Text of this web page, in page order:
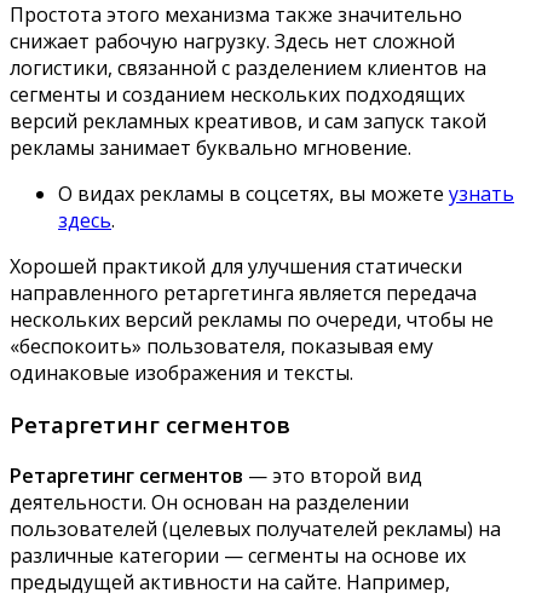
Простота этого механизма также значительно
снижает рабочую нагрузку. Здесь нет сложной
логистики, связанной с разделением клиентов на
сегменты и созданием нескольких подходящих
версий рекламных креативов, и сам запуск такой
рекламы занимает буквально мгновение.
О видах рекламы в соцсетях, вы можете узнать
здесь.
Хорошей практикой для улучшения статически
направленного ретаргетинга является передача
нескольких версий рекламы по очереди, чтобы не
«беспокоить» пользователя, показывая ему
одинаковые изображения и тексты.
Ретаргетинг сегментов
Ретаргетинг сегментов — это второй вид
деятельности. Он основан на разделении
пользователей (целевых получателей рекламы) на
различные категории — сегменты на основе их
предыдущей активности на сайте. Например,